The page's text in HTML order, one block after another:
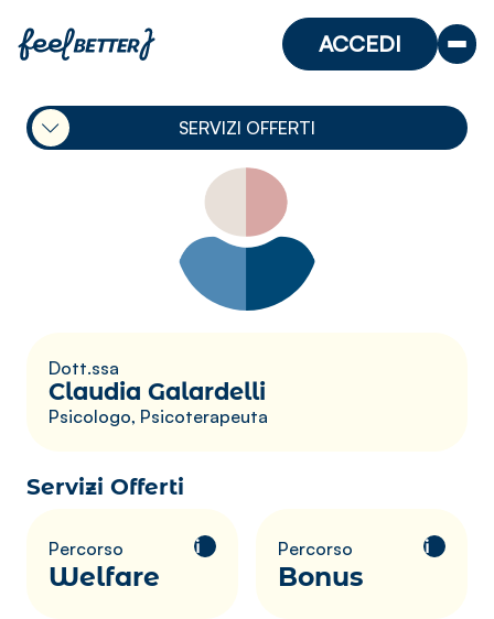
ACCEDI
SERVIZI OFFERTI
Dott.ssa
Claudia Galardelli
Psicologo, Psicoterapeuta
Servizi Offerti
Percorso i
Welfare
Percorso i
Bonus